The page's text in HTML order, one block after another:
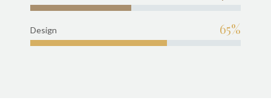
Design 65%